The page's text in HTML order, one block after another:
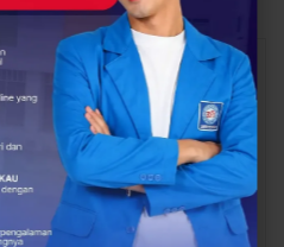
BERITA